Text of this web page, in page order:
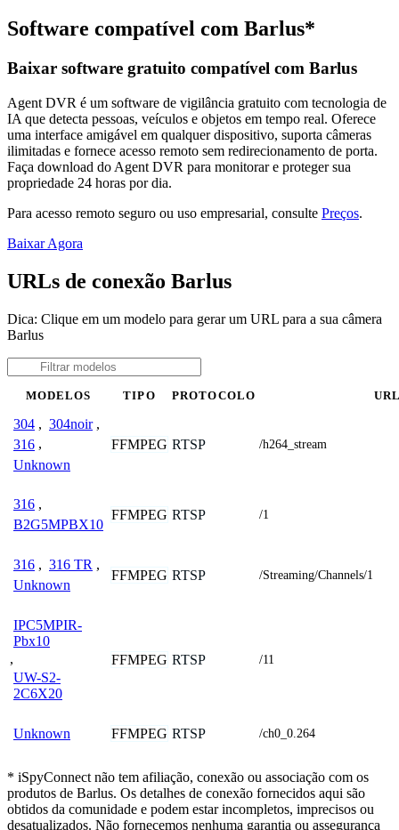
Software compatível com Barlus*
Baixar software gratuito compatível com Barlus
Agent DVR é um software de vigilância gratuito com tecnologia de
IA que detecta pessoas, veículos e objetos em tempo real. Oferece
uma interface amigável em qualquer dispositivo, suporta câmeras
ilimitadas e fornece acesso remoto sem redirecionamento de porta.
Faça download do Agent DVR para monitorar e proteger sua
propriedade 24 horas por dia.
Para acesso remoto seguro ou uso empresarial, consulte Preços.
Baixar Agora
URLs de conexão Barlus
Dica: Clique em um modelo para gerar um URL para a sua câmera
Barlus
MODELOS TIPO PROTOCOLO
304 , 304noir ,
316 ,
Unknown
FFMPEG RTSP /h264_stream
316 ,
B2G5MPBX10
FFMPEG RTSP /1
316 , 316 TR ,
Unknown
FFMPEG RTSP /Streaming/Channels/1
IPC5MPIR-
Pbx10
,
UW-S2-
2C6X20
FFMPEG RTSP /11
Unknown FFMPEG RTSP /ch0_0.264
* iSpyConnect não tem afiliação, conexão ou associação com os
produtos de Barlus. Os detalhes de conexão fornecidos aqui são
obtidos da comunidade e podem estar incompletos, imprecisos ou
desatualizados. Não fornecemos nenhuma garantia ou assegurança